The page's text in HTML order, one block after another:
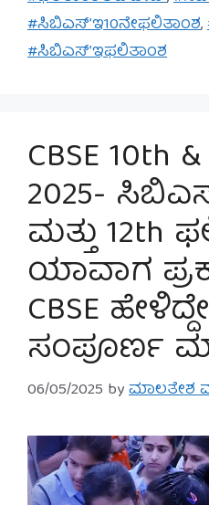
#ಸಿಬಿಎಸ್’ಇ10ನೇಫಲಿತಾಂಶ,
#ಸಿಬಿಎಸ್’ಇಫಲಿತಾಂಶ
CBSE 10th
2025-
ಮತ್ತು 12th
ಯಾವಾಗ
CBSE
ಸಂಪೂರ್ಣ
06/05/2025 byಮಾಲತೇಶ